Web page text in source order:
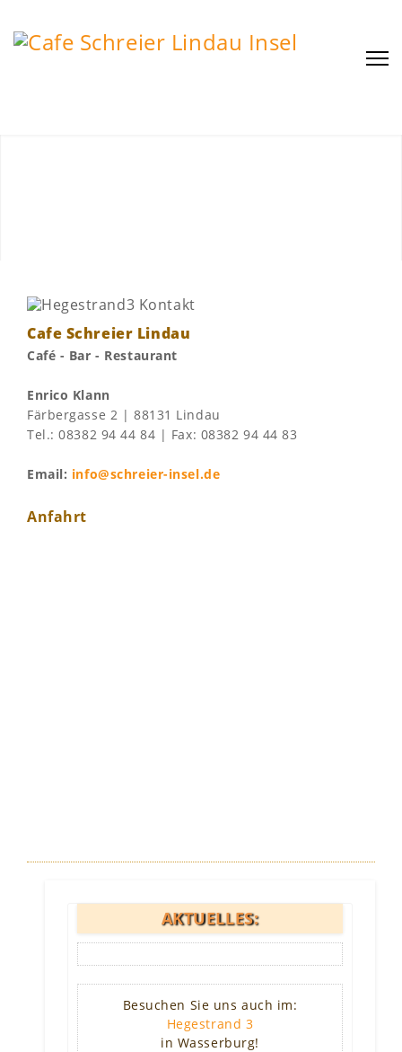
Cafe Schreier Lindau
Café - Bar - Restaurant
Enrico Klann
Färbergasse 2 | 88131 Lindau
Tel.: 08382 94 44 84 | Fax: 08382 94 44 83
Email: info@schreier-insel.de
Anfahrt
AKTUELLES:
Besuchen Sie uns auch im:
Hegestrand 3
in Wasserburg!